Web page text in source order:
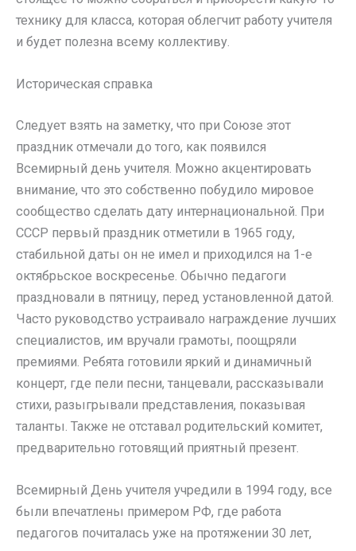
технику для класса, которая облегчит работу учителя
и будет полезна всему коллективу.
Историческая справка
Следует взять на заметку, что при Союзе этот
праздник отмечали до того, как появился
Всемирный день учителя. Можно акцентировать
внимание, что это собственно побудило мировое
сообщество сделать дату интернациональной. При
СССР первый праздник отметили в 1965 году,
стабильной даты он не имел и приходился на 1-е
октябрьское воскресенье. Обычно педагоги
праздновали в пятницу, перед установленной датой.
Часто руководство устраивало награждение лучших
специалистов, им вручали грамоты, поощряли
премиями. Ребята готовили яркий и динамичный
концерт, где пели песни, танцевали, рассказывали
стихи, разыгрывали представления, показывая
таланты. Также не отставал родительский комитет,
предварительно готовящий приятный презент.
Всемирный День учителя учредили в 1994 году, все
были впечатлены примером РФ, где работа
педагогов почиталась уже на протяжении 30 лет,